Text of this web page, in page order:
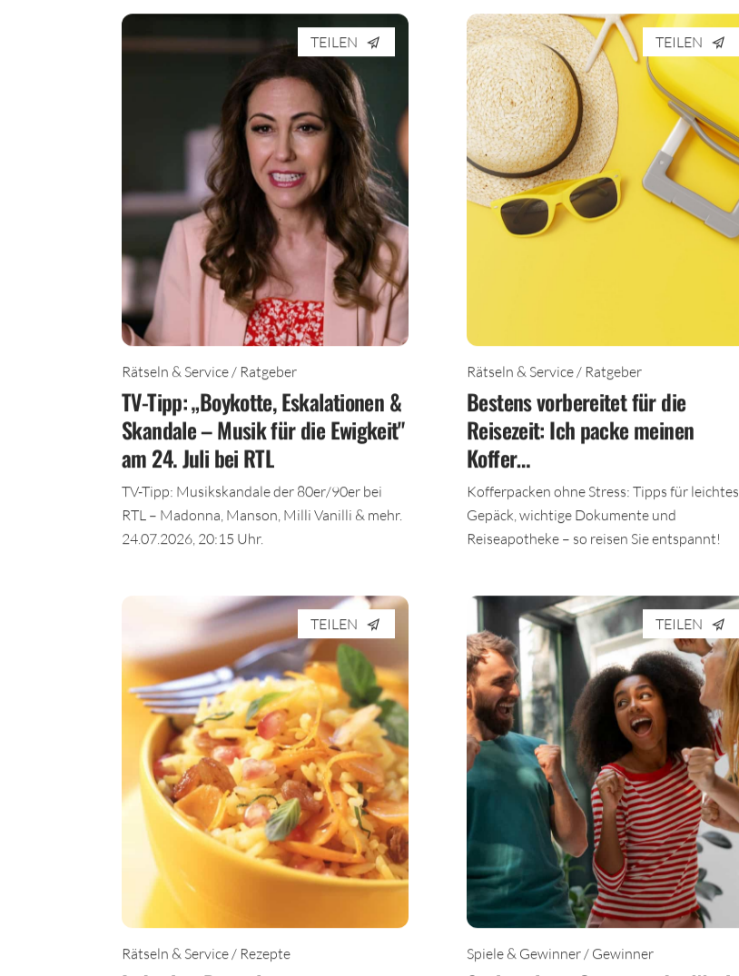
TEILEN
Rätseln & Service / Ratgeber
TV-Tipp: „Boykotte, Eskalationen &
Skandale – Musik für die Ewigkeit"
am 24. Juli bei RTL
TV-Tipp: Musikskandale der 80er/90er bei
RTL – Madonna, Manson, Milli Vanilli & mehr.
24.07.2026, 20:15 Uhr.
TEILEN
Rätseln & Service / Ratgeber
Bestens vorbereitet für die
Reisezeit: Ich packe meinen
Koffer…
Kofferpacken ohne Stress: Tipps für leichtes
Gepäck, wichtige Dokumente und
Reiseapotheke – so reisen Sie entspannt!
TEILEN
Rätseln & Service / Rezepte
TEILEN
Spiele & Gewinner / Gewinner